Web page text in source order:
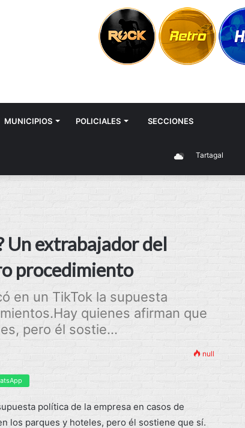
MUNICIPIOS POLICIALES SECCIONES
Tartagal
Un extrabajador del
procedimiento
en un TikTok la supuesta
quienes afirman que
pero él sostie...
null
política de la empresa en casos de
los parques y hoteles, pero él sostiene que sí.